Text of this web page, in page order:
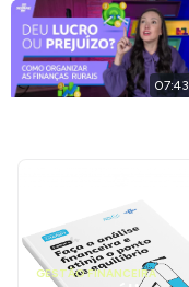
07:43
GESTÃO FINANCEIRA